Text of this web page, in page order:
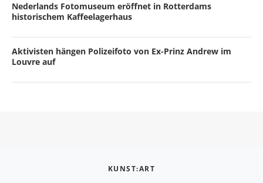
Nederlands Fotomuseum eröffnet in Rotterdams
historischem Kaffeelagerhaus
Aktivisten hängen Polizeifoto von Ex-Prinz Andrew im
Louvre auf
KUNST:ART